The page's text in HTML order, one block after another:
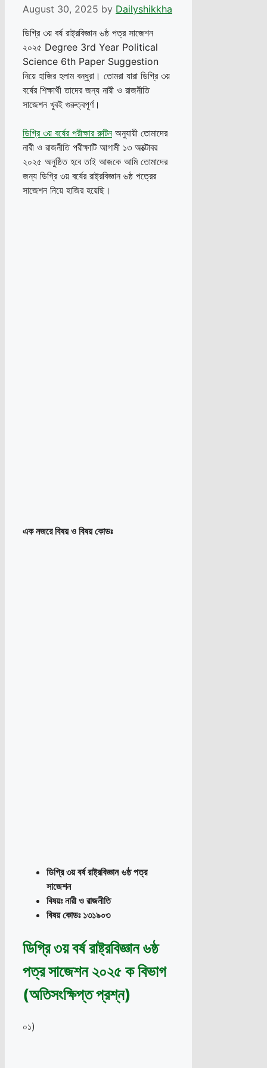
August 30, 2025 by Dailyshikkha
ডিগ্রি ৩য় বর্ষ রাষ্ট্রবিজ্ঞান ৬ষ্ঠ পত্র সাজেশন
২০২৫ Degree 3rd Year Political
Science 6th Paper Suggestion
নিয়ে হাজির হলাম বন্ধুরা। তোমরা যারা ডিগ্রি ৩য়
বর্ষের শিক্ষার্থী তাদের জন্য নারী ও রাজনীতি
সাজেশন খুবই গুরুত্বপূর্ণ।
ডিগ্রি ৩য় বর্ষের পরীক্ষার রুটিনঅনুযায়ী তোমাদের
নারী ও রাজনীতি পরীক্ষাটি আগামী ১৩ অক্টোবর
২০২৫ অনুষ্ঠিত হবে তাই আজকে আমি তোমাদের
জন্য ডিগ্রি ৩য় বর্ষের রাষ্ট্রবিজ্ঞান ৬ষ্ঠ পত্রের
সাজেশন নিয়ে হাজির হয়েছি।
এক নজরে বিষয় ও বিষয় কোডঃ
ডিগ্রি ৩য় বর্ষ রাষ্ট্রবিজ্ঞান ৬ষ্ঠ পত্র
সাজেশন
বিষয়ঃ নারী ও রাজনীতি
বিষয় কোডঃ ১৩১৯০৩
ডিগ্রি ৩য় বর্ষ রাষ্ট্রবিজ্ঞান ৬ষ্ঠ
পত্র সাজেশন ২০২৫ ক বিভাগ
(অতিসংক্ষিপ্ত প্রশ্ন)
০১)